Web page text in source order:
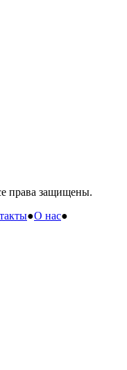
права защищены.
●О нас●